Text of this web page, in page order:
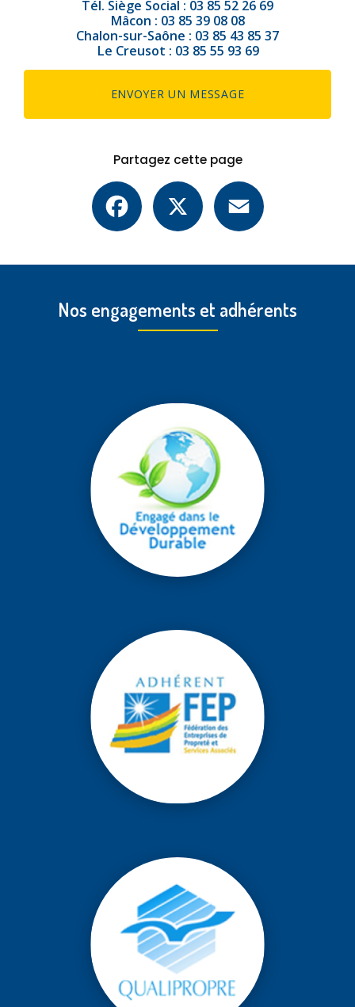
Tél. Siège Social : 03 85 52 26 69
Mâcon : 03 85 39 08 08
Chalon-sur-Saône : 03 85 43 85 37
Le Creusot : 03 85 55 93 69
ENVOYER UN MESSAGE
Partagez cette page
Facebook
Nos engagements et adhérents